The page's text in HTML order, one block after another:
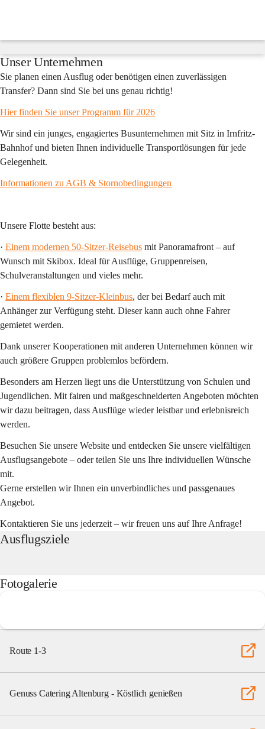
nach
und
mehr...
Unser Unternehmen
Sie planen einen Ausflug oder benötigen einen zuverlässigen
Transfer? Dann sind Sie bei uns genau richtig!
Hier finden Sie unser Programm für 2026
Wir sind ein junges, engagiertes Busunternehmen mit Sitz in Irnfritz-
Bahnhof und bieten Ihnen individuelle Transportlösungen für jede
Gelegenheit.
Informationen zu AGB & Stornobedingungen
Unsere Flotte besteht aus:
· Einem modernen 50-Sitzer-Reisebus mit Panoramafront – auf
Wunsch mit Skibox. Ideal für Ausflüge, Gruppenreisen,
Schulveranstaltungen und vieles mehr.
· Einem flexiblen 9-Sitzer-Kleinbus, der bei Bedarf auch mit
Anhänger zur Verfügung steht. Dieser kann auch ohne Fahrer
gemietet werden.
Dank unserer Kooperationen mit anderen Unternehmen können wir
auch größere Gruppen problemlos befördern.
Besonders am Herzen liegt uns die Unterstützung von Schulen und
Jugendlichen. Mit fairen und maßgeschneiderten Angeboten möchten
wir dazu beitragen, dass Ausflüge wieder leistbar und erlebnisreich
werden.
Besuchen Sie unsere Website und entdecken Sie unsere vielfältigen
Ausflugsangebote – oder teilen Sie uns Ihre individuellen Wünsche
mit.
Gerne erstellen wir Ihnen ein unverbindliches und passgenaues
Angebot.
Kontaktieren Sie uns jederzeit – wir freuen uns auf Ihre Anfrage!
Ausflugsziele
Fotogalerie
Route 1-3
Genuss Catering Altenburg - Köstlich genießen